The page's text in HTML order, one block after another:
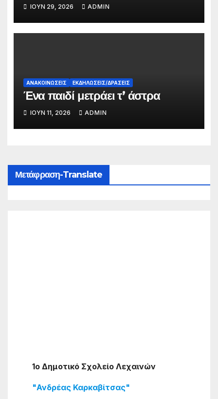
ΙΟΎΝ 29, 2026 ADMIN
ΑΝΑΚΟΙΝΏΣΕΙΣ ΕΚΔΗΛΏΣΕΙΣ/ΔΡΆΣΕΙΣ
Ένα παιδί μετράει τ’ άστρα
ΙΟΎΝ 11, 2026 ADMIN
Μετάφραση-Translate
1ο Δημοτικό Σχολείο Λεχαινών
"Ανδρέας Καρκαβίτσας"